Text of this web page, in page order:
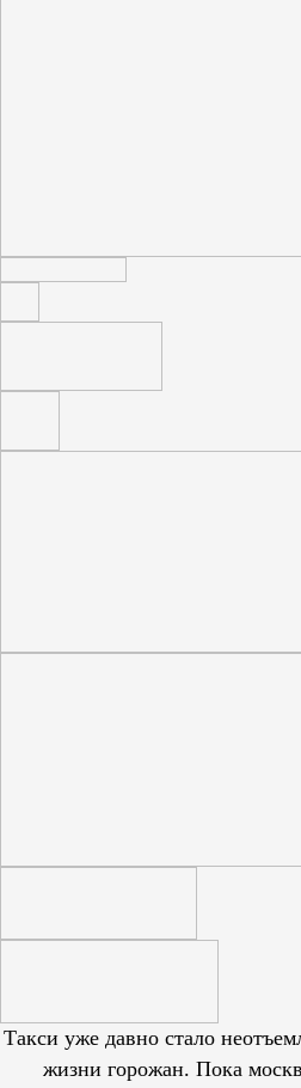
Такси уже давно стало
жизни горожан. Пока